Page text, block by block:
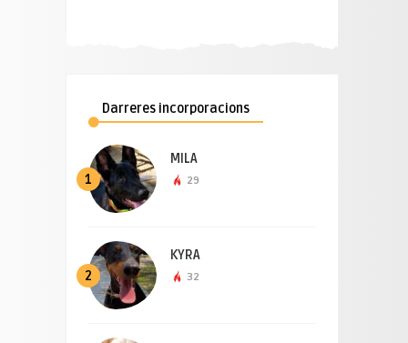
Darreres incorporacions
1
MILA
29
2
KYRA
32